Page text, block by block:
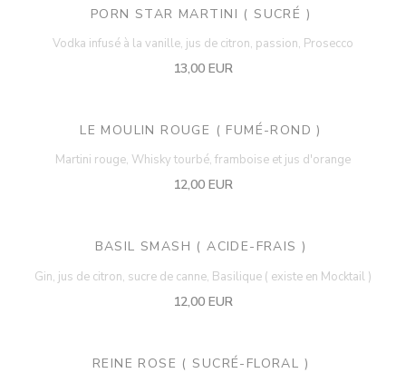
PORN STAR MARTINI ( SUCRÉ )
Vodka infusé à la vanille, jus de citron, passion, Prosecco
13,00 EUR
LE MOULIN ROUGE ( FUMÉ-ROND )
Martini rouge, Whisky tourbé, framboise et jus d'orange
12,00 EUR
BASIL SMASH ( ACIDE-FRAIS )
Gin, jus de citron, sucre de canne, Basilique ( existe en Mocktail )
12,00 EUR
REINE ROSE ( SUCRÉ-FLORAL )